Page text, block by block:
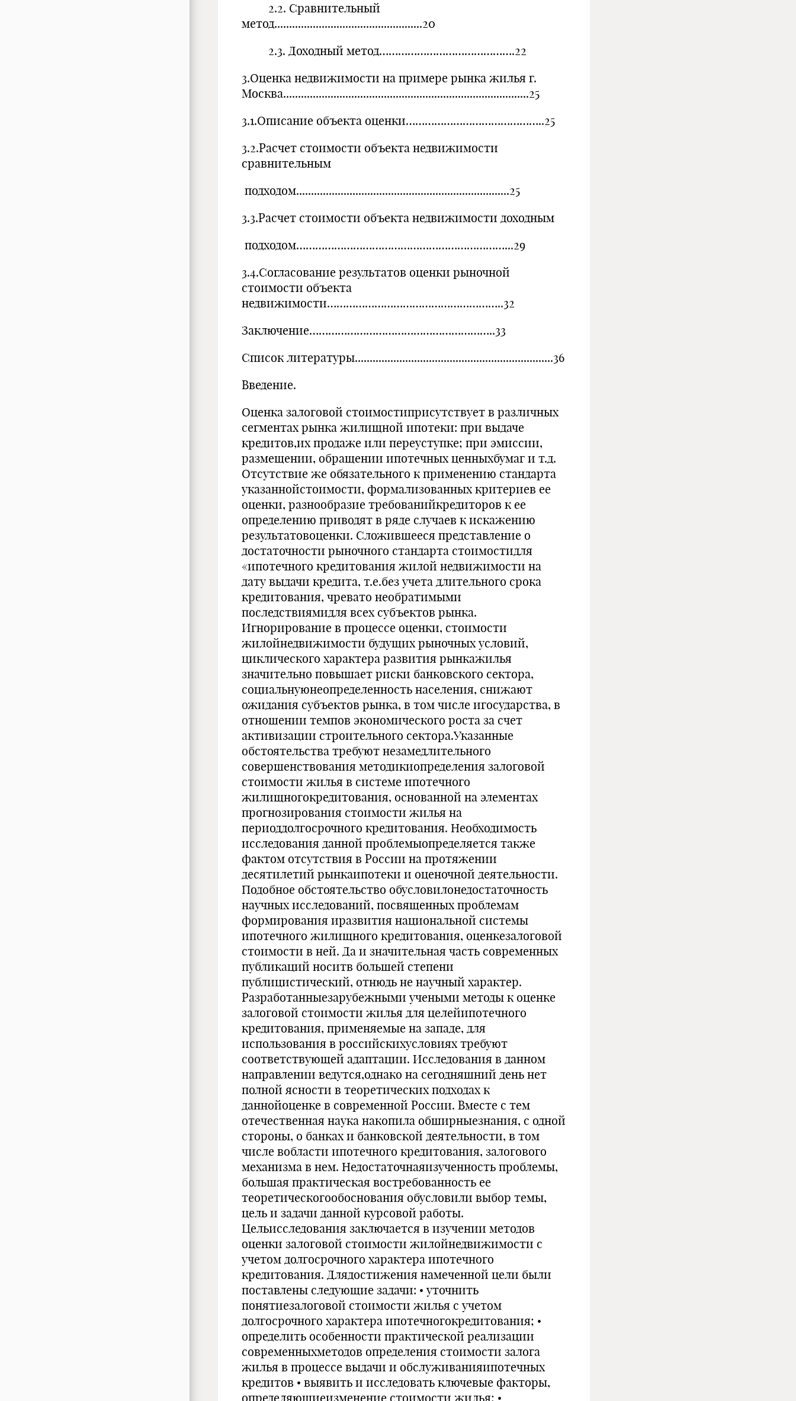
2.2. Сравнительный
метод..................................................20
2.3. Доходный метод…………………………………….22
3.Оценка недвижимости на примере рынка жилья г.
Москва...................................................................................25
3.1.Описание объекта оценки……………………………………..25
3.2.Расчет стоимости объекта недвижимости
сравнительным
подходом........................................................................25
3.3.Расчет стоимости объекта недвижимости доходным
подходом…………………………………………………………...29
3.4.Согласование результатов оценки рыночной
стоимости объекта
недвижимости………………………………………………..32
Заключение…………………………………………………..33
Список литературы...................................................................36
Введение.
Оценка залоговой стоимостиприсутствует в различных
сегментах рынка жилищной ипотеки: при выдаче
кредитов,их продаже или переуступке; при эмиссии,
размещении, обращении ипотечных ценныхбумаг и т.д.
Отсутствие же обязательного к применению стандарта
указаннойстоимости, формализованных критериев ее
оценки, разнообразие требованийкредиторов к ее
определению приводят в ряде случаев к искажению
результатовоценки. Сложившееся представление о
достаточности рыночного стандарта стоимостидля
«ипотечного кредитования жилой недвижимости на
дату выдачи кредита, т.е.без учета длительного срока
кредитования, чревато необратимыми
последствиямидля всех субъектов рынка.
Игнорирование в процессе оценки, стоимости
жилойнедвижимости будущих рыночных условий,
циклического характера развития рынкажилья
значительно повышает риски банковского сектора,
социальнуюнеопределенность населения, снижают
ожидания субъектов рынка, в том числе игосударства, в
отношении темпов экономического роста за счет
активизации строительного сектора.Указанные
обстоятельства требуют незамедлительного
совершенствования методикиопределения залоговой
стоимости жилья в системе ипотечного
жилищногокредитования, основанной на элементах
прогнозирования стоимости жилья на
периоддолгосрочного кредитования. Необходимость
исследования данной проблемыопределяется также
фактом отсутствия в России на протяжении
десятилетий рынкаипотеки и оценочной деятельности.
Подобное обстоятельство обусловилонедостаточность
научных исследований, посвященных проблемам
формирования иразвития национальной системы
ипотечного жилищного кредитования, оценкезалоговой
стоимости в ней. Да и значительная часть современных
публикаций носитв большей степени
публицистический, отнюдь не научный характер.
Разработанныезарубежными учеными методы к оценке
залоговой стоимости жилья для целейипотечного
кредитования, применяемые на западе, для
использования в российскихусловиях требуют
соответствующей адаптации. Исследования в данном
направлении ведутся,однако на сегодняшний день нет
полной ясности в теоретических подходах к
даннойоценке в современной России. Вместе с тем
отечественная наука накопила обширныезнания, с одной
стороны, о банках и банковской деятельности, в том
числе вобласти ипотечного кредитования, залогового
механизма в нем. Недостаточнаяизученность проблемы,
большая практическая востребованность ее
теоретическогообоснования обусловили выбор темы,
цель и задачи данной курсовой работы.
Цельисследования заключается в изучении методов
оценки залоговой стоимости жилойнедвижимости с
учетом долгосрочного характера ипотечного
кредитования. Длядостижения намеченной цели были
поставлены следующие задачи: • уточнить
понятиезалоговой стоимости жилья с учетом
долгосрочного характера ипотечногокредитования; •
определить особенности практической реализации
современныхметодов определения стоимости залога
жилья в процессе выдачи и обслуживанияипотечных
кредитов • выявить и исследовать ключевые факторы,
определяющиеизменение стоимости жилья; •